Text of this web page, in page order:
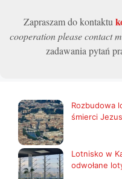
Zapraszam do kontaktu
cooperation please contact
zadawania pytań
Rozbudowa
śmierci
Lotnisko w
odwołane